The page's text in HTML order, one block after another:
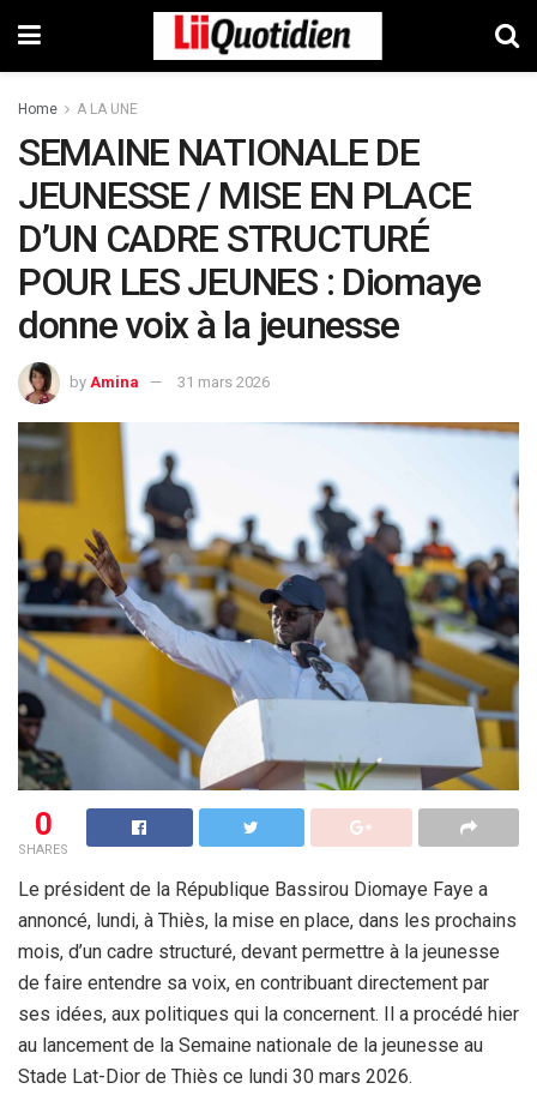
Home A LA UNE
SEMAINE NATIONALE DE
JEUNESSE / MISE EN PLACE
D’UN CADRE STRUCTURÉ
POUR LES JEUNES : Diomaye
donne voix à la jeunesse
by Amina 31 mars 2026
0
SHARES
Le président de la République Bassirou Diomaye Faye a
annoncé, lundi, à Thiès, la mise en place, dans les prochains
mois, d’un cadre structuré, devant permettre à la jeunesse
de faire entendre sa voix, en contribuant directement par
ses idées, aux politiques qui la concernent. Il a procédé hier
au lancement de la Semaine nationale de la jeunesse au
Stade Lat-Dior de Thiès ce lundi 30 mars 2026.